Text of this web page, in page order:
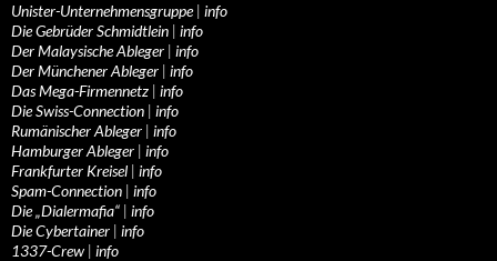
Unister-Unternehmensgruppe| info
Die Gebrüder Schmidtlein | info
Der Malaysische Ableger | info
Der Münchener Ableger | info
Das Mega-Firmennetz | info
Die Swiss-Connection | info
Rumänischer Ableger | info
Hamburger Ableger | info
Frankfurter Kreisel | info
Spam-Connection | info
Die „Dialermafia“ | info
Die Cybertainer | info
1337-Crew | info